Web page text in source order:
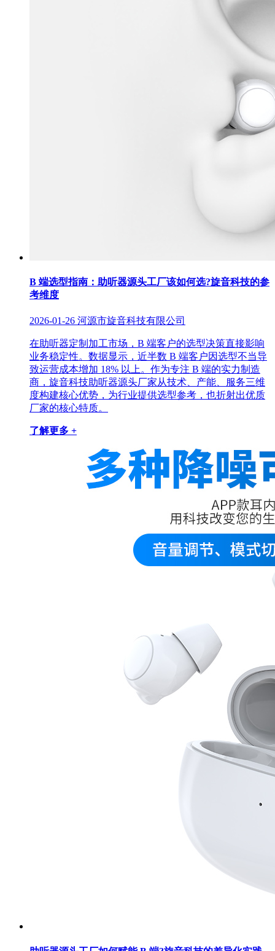
B 端选型指南：助听器源头工厂该如何选?旋音科技的参
考维度
2026-01-26 河源市旋音科技有限公司
在助听器定制加工市场，B 端客户的选型决策直接影响
业务稳定性。数据显示，近半数 B 端客户因选型不当导
致运营成本增加 18% 以上。作为专注 B 端的实力制造
商，旋音科技助听器源头厂家从技术、产能、服务三维
度构建核心优势，为行业提供选型参考，也折射出优质
厂家的核心特质。
了解更多 +